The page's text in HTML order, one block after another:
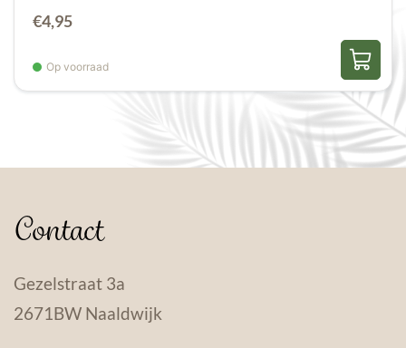
€4,95
Op voorraad
Contact
Gezelstraat 3a
2671BW Naaldwijk